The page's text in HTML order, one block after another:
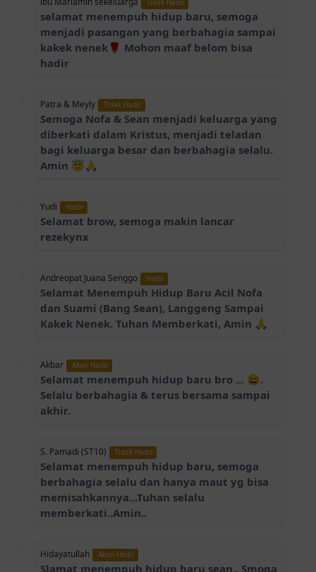
Tidak Hadir
selamat menempuh hidup baru, semoga
menjadi pasangan yang berbahagia sampai
kakek nenek🌹 Mohon maaf belom bisa
hadir
Patra & Meyly Tidak Hadir
Semoga Nofa & Sean menjadi keluarga yang
diberkati dalam Kristus, menjadi teladan
bagi keluarga besar dan berbahagia selalu.
Amin 😇🙏
Yudi Hadir
Selamat brow, semoga makin lancar
rezekynx
Andreopat Juana Senggo Hadir
Selamat Menempuh Hidup Baru Acil Nofa
dan Suami (Bang Sean), Langgeng Sampai
Kakek Nenek. Tuhan Memberkati, Amin 🙏
Akbar Akan Hadir
Selamat menempuh hidup baru bro ... 😄.
Selalu berbahagia & terus bersama sampai
akhir.
S. Pamadi (ST10) Tidak Hadir
Selamat menempuh hidup baru, semoga
berbahagia selalu dan hanya maut yg bisa
memisahkannya...Tuhan selalu
memberkati..Amin..
Hidayatullah Akan Hadir
Slamat menempuh hidup baru sean.. Smoga